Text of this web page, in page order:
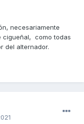
motos se puede
o es mas
no lo lee
necesariamente
cigueñal, como todas
del alternador.